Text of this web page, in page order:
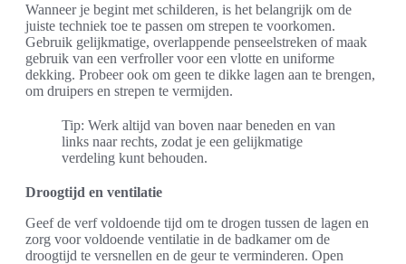
Wanneer je begint met schilderen, is het belangrijk om de
juiste techniek toe te passen om strepen te voorkomen.
Gebruik gelijkmatige, overlappende penseelstreken of maak
gebruik van een verfroller voor een vlotte en uniforme
dekking. Probeer ook om geen te dikke lagen aan te brengen,
om druipers en strepen te vermijden.
Tip: Werk altijd van boven naar beneden en van
links naar rechts, zodat je een gelijkmatige
verdeling kunt behouden.
Droogtijd en ventilatie
Geef de verf voldoende tijd om te drogen tussen de lagen en
zorg voor voldoende ventilatie in de badkamer om de
droogtijd te versnellen en de geur te verminderen. Open